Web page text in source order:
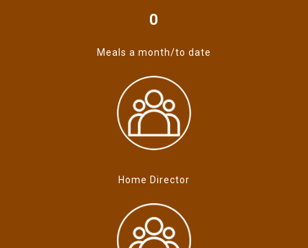
0
Meals a month/to date
Home Director